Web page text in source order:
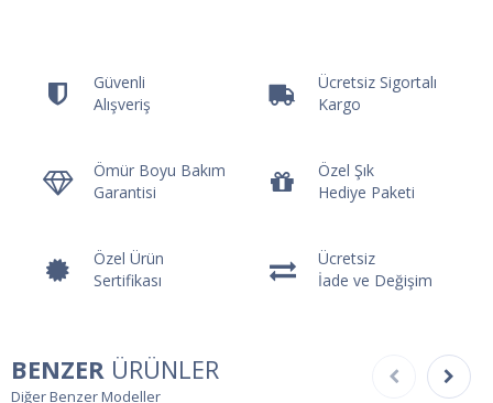
Güvenli
Alışveriş
Ücretsiz Sigortalı
Kargo
Ömür Boyu Bakım
Garantisi
Özel Şık
Hediye Paketi
Özel Ürün
Sertifikası
Ücretsiz
İade ve Değişim
BENZER ÜRÜNLER
Diğer Benzer Modeller